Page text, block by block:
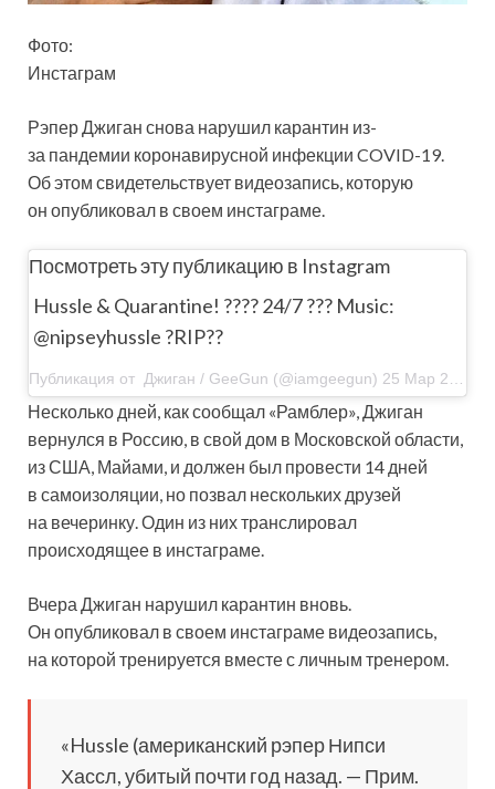
Фото:
Инстаграм
Рэпер Джиган снова нарушил карантин из-
за пандемии коронавирусной инфекции COVID-19.
Об этом свидетельствует видеозапись, которую
он опубликовал в своем инстаграме.
Посмотреть эту публикацию в Instagram
Hussle & Quarantine! ???? 24/7 ??? Music:
@nipseyhussle ?RIP??
Несколько дней, как сообщал «Рамблер», Джиган
вернулся в Россию, в свой дом в Московской области,
из США, Майами, и должен был провести 14 дней
в самоизоляции, но позвал нескольких друзей
на вечеринку. Один из них транслировал
происходящее в инстаграме.
Вчера Джиган нарушил карантин вновь.
Он опубликовал в своем инстаграме видеозапись,
на которой тренируется вместе с личным тренером.
«Hussle (американский рэпер Нипси
Хассл, убитый почти год назад. — Прим.